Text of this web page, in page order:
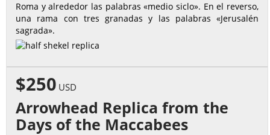
Roma y alrededor las palabras «medio siclo». En el reverso,
una rama con tres granadas y las palabras «Jerusalén
sagrada».
$250 USD
Arrowhead Replica from the
Days of the Maccabees